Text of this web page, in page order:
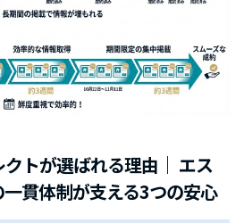
トが選ばれる理由｜ エス
貫体制が支える3つの安心